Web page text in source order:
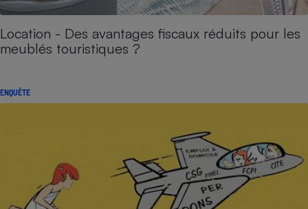
Location - Des avantages fiscaux réduits pour les
meublés touristiques ?
ENQUÊTE